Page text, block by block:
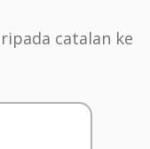
catalan ke